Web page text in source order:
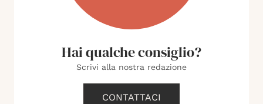
Hai qualche consiglio?
Scrivi alla nostra redazione
CONTATTACI